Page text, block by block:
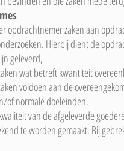
opdrachtnemer zaken aan
Hierbij dient de
geleverd,
wat betreft kwantiteit
voldoen aan de
of normale doeleinden.
van de afgeleverde
te worden gemaakt. Bij